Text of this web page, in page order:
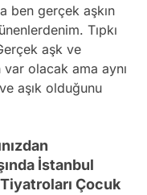
ben gerçek aşkın
Tıpkı
aşk ve
olacak ama aynı
aşık olduğunu
İstanbul
Çocuk